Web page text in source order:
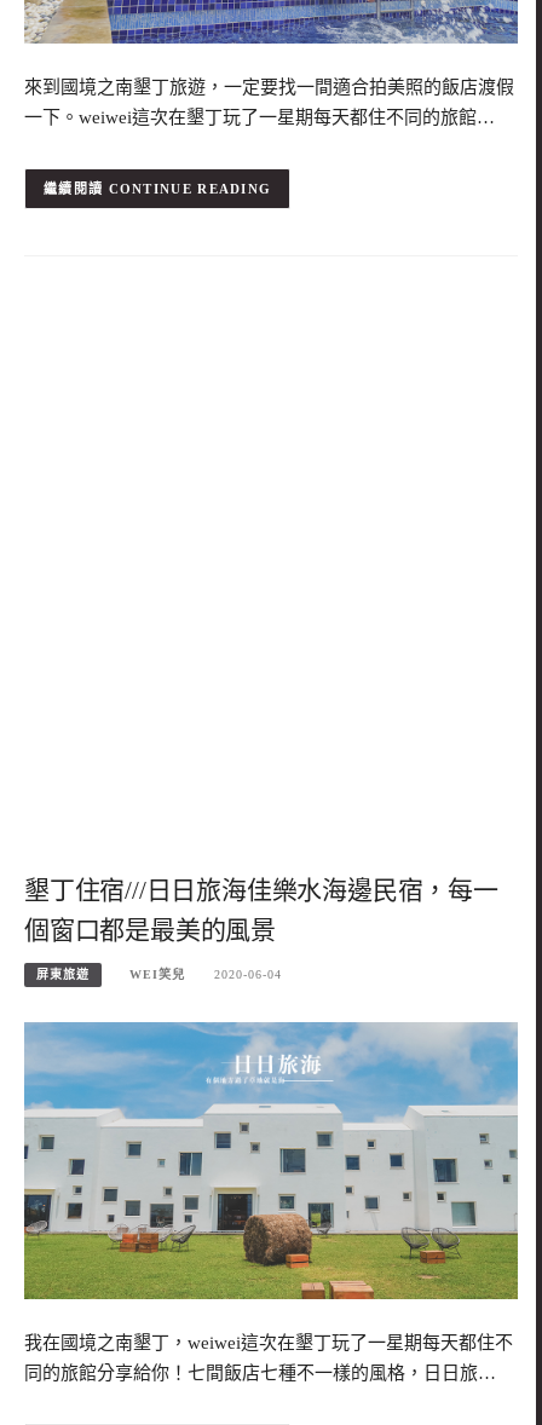
來到國境之南墾丁旅遊，一定要找一間適合拍美照的飯店渡假
一下。weiwei這次在墾丁玩了一星期每天都住不同的旅館…
CONTINUE READING
墾丁住宿///日日旅海佳樂水海邊民宿，每一
個窗口都是最美的風景
屏東旅遊 WEI笑兒 2020-06-04
我在國境之南墾丁，weiwei這次在墾丁玩了一星期每天都住不
同的旅館分享給你！七間飯店七種不一樣的風格，日日旅…